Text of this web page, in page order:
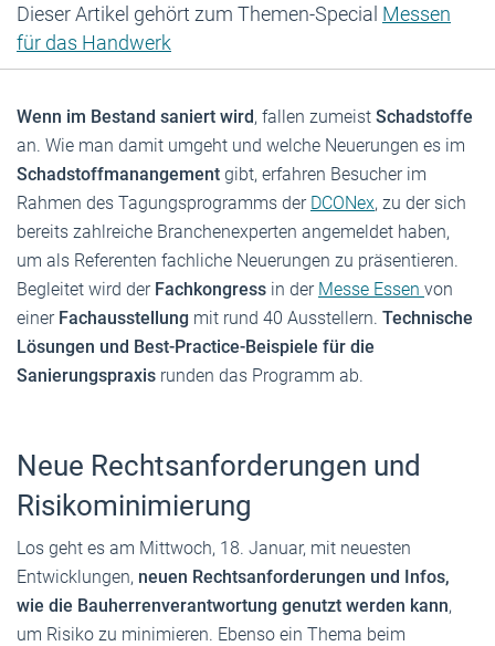
Dieser Artikel gehört zum Themen-Special Messen
für das Handwerk
Wenn im Bestand saniert wird, fallen zumeist Schadstoffe
an. Wie man damit umgeht und welche Neuerungen es im
Schadstoffmanangement gibt, erfahren Besucher im
Rahmen des Tagungsprogramms der DCONex, zu der sich
bereits zahlreiche Branchenexperten angemeldet haben,
um als Referenten fachliche Neuerungen zu präsentieren.
Begleitet wird der Fachkongress in der Messe Essen von
einer Fachausstellung mit rund 40 Ausstellern. Technische
Lösungen und Best-Practice-Beispiele für die
Sanierungspraxis runden das Programm ab.
Neue Rechtsanforderungen und
Risikominimierung
Los geht es am Mittwoch, 18. Januar, mit neuesten
Entwicklungen, neuen Rechtsanforderungen und Infos,
wie die Bauherrenverantwortung genutzt werden kann,
um Risiko zu minimieren. Ebenso ein Thema beim